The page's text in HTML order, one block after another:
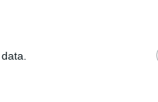
lázat is
és a
nincs okunk,